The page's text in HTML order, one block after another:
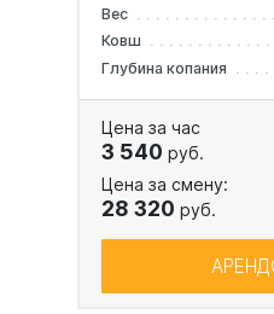
Вес
Ковш
Глубина копания
Цена за час
3 540 руб.
Цена за смену:
28 320 руб.